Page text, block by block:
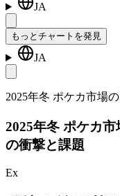
JA
もっとチャートを発見
JA
2025年冬 ポケカ市場
2025年冬 ポケカ市
の衝撃と課題
Ex